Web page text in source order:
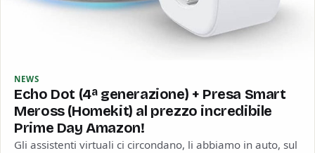
NEWS
Echo Dot (4ª generazione) + Presa Smart
Meross (Homekit) al prezzo incredibile
Prime Day Amazon!
Gli assistenti virtuali ci circondano, li abbiamo in auto, sul